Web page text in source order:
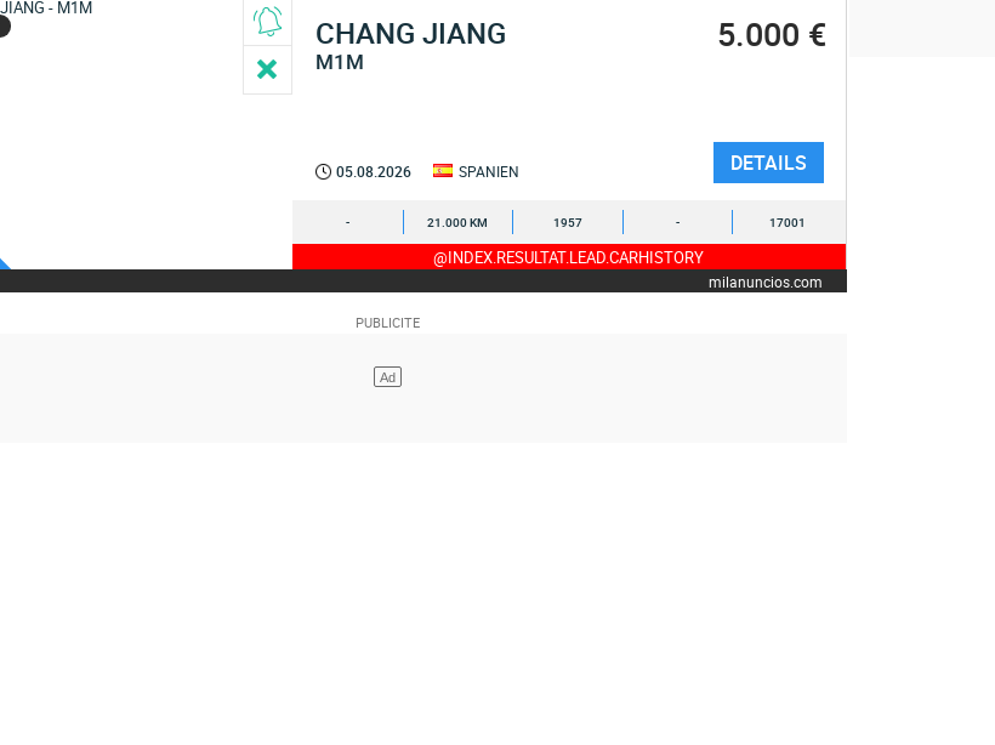
CHANG JIANG
M1M
5.000 €
05.08.2026 SPANIEN DETAILS
- 21.000 KM 1957 - 17001
@INDEX.RESULTAT.LEAD.CARHISTORY
milanuncios.com